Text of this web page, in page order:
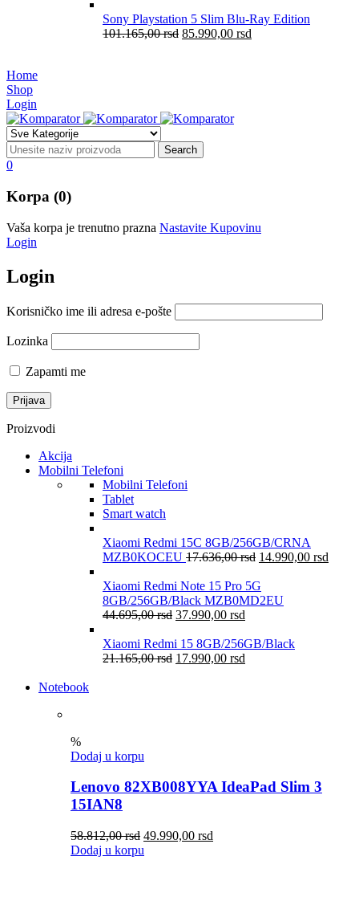
Sony Playstation 5 Slim Blu-Ray Edition
101.165,00rsd 85.990,00 rsd
Home
Shop
Login
0
Korpa (0)
Vaša korpa je trenutno prazna Nastavite Kupovinu
Login
Login
Korisničko ime ili adresa e-pošte
Lozinka
Zapamti me
Proizvodi
Akcija
Mobilni Telefoni
Mobilni Telefoni
Tablet
Smart watch
Xiaomi Redmi 15C 8GB/256GB/CRNA
MZB0KOCEU 17.636,00rsd 14.990,00 rsd
Xiaomi Redmi Note 15 Pro 5G
8GB/256GB/Black MZB0MD2EU
44.695,00rsd 37.990,00 rsd
Xiaomi Redmi 15 8GB/256GB/Black
21.165,00rsd 17.990,00 rsd
Notebook
%
Dodaj u korpu
Lenovo 82XB008YYA IdeaPad Slim 3
15IAN8
58.812,00rsd 49.990,00 rsd
Dodaj u korpu